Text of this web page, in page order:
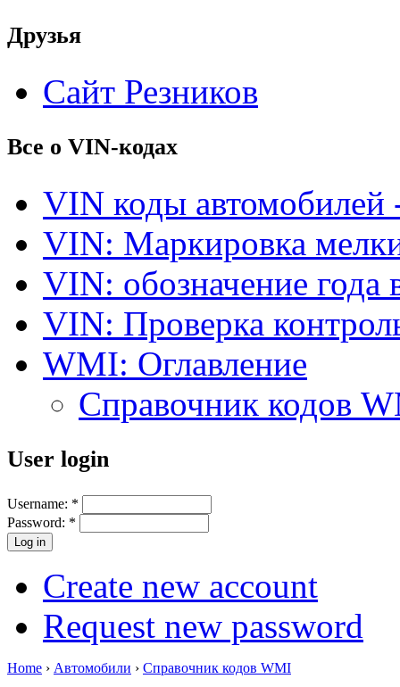
Друзья
Сайт Резников
Все о VIN-кодах
VIN коды автомобилей
VIN: Маркировка
VIN: обозначение года
VIN: Проверка
WMI: Оглавление
Справочник кодов
User login
Username: *
Password: *
Create new account
Request new password
Home › Автомобили › Справочник кодов WMI